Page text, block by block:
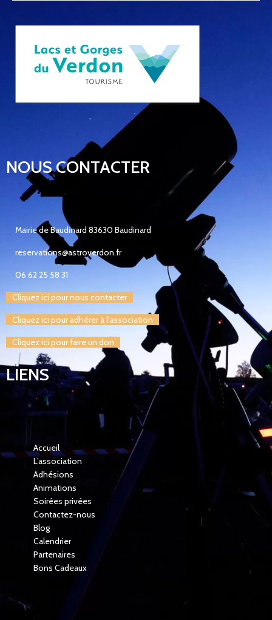
NOUS CONTACTER
Mairie de Baudinard 83630 Baudinard
reservations@astroverdon.fr
06 62 25 58 31
Cliquez ici pour nous contacter
Cliquez ici pour adhérer à l'association
Cliquez ici pour faire un don
LIENS
Accueil
L’association
Adhésions
Animations
Soirées privées
Contactez-nous
Blog
Calendrier
Partenaires
Bons Cadeaux